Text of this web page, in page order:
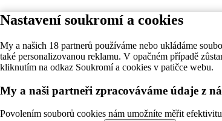
Nastavení soukromí a cookies
My a našich 18 partnerů používáme nebo ukládáme
také personalizovanou reklamu. V opačném případě
kliknutím na odkaz Soukromí a cookies v patičce webu.
My a naši partneři zpracováváme údaje z
Povolením souborů cookies nám umožníte měřit